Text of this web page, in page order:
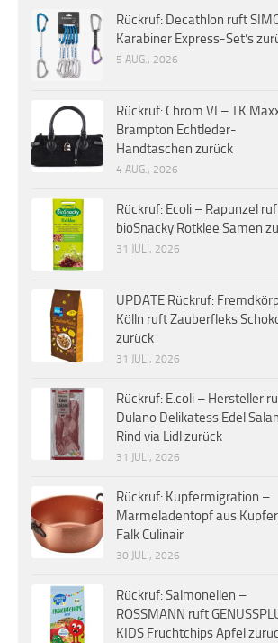
Rückruf: Decathlon ruft
Karabiner Express-Set’s
5 AUG., 2026
Rückruf: Chrom VI – TK
Brampton Echtleder-
Handtaschen zurück
4 AUG., 2026
Rückruf: Ecoli – Rapunzel
bioSnacky Rotklee Samen
31 JULI, 2026
UPDATE Rückruf:
Kölln ruft Zauberfleks
zurück
31 JULI, 2026
Rückruf: E.coli – Hersteller
Dulano Delikatess Edel
Rind via Lidl zurück
31 JULI, 2026
Rückruf: Kupfermigration –
Marmeladentopf aus
Falk Culinair
30 JULI, 2026
Rückruf: Salmonellen –
ROSSMANN ruft
KIDS Fruchtchips Apfel